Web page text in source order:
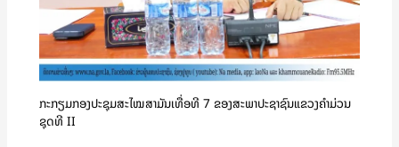
ກະກຽມກອງປະຊຸມສະໄໝສາມັນເທື່ອທີ 7 ຂອງສະພາປະຊາຊົນແຂວງຄໍາມ່ວນ
ຊຸດທີ II